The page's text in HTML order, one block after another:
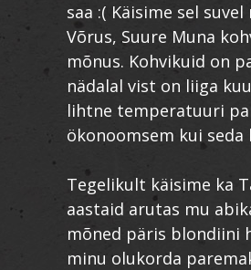
saa :( Käisime sel
Võrus, Suure Muna
mõnus. Kohvikuid on
nädalal vist on liiga
lihtne temperatuuri
ökonoomsem kui
Tegelikult käisime ka
aastaid arutas mu
mõned päris blondiini
minu olukorda